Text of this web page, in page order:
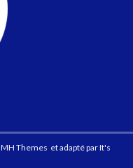
MH Themes et adapté parIt's